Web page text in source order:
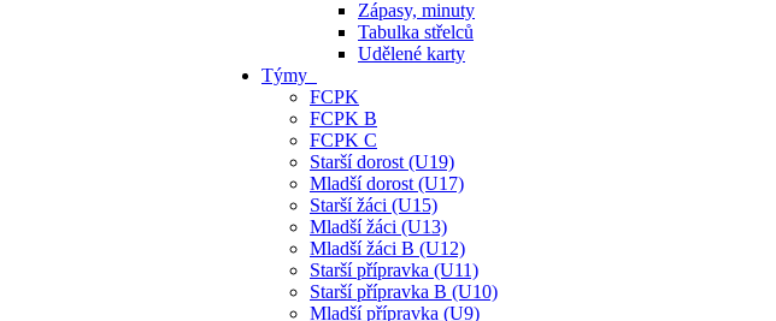
Zápasy, minuty
Tabulka střelců
Udělené karty
Týmy
FCPK
FCPK B
FCPK C
Starší dorost (U19)
Mladší dorost (U17)
Starší žáci (U15)
Mladší žáci (U13)
Mladší žáci B (U12)
Starší přípravka (U11)
Starší přípravka B (U10)
Mladší přípravka (U9)